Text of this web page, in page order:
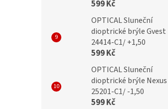
599 Kč
OPTICAL Sluneční
dioptrické brýle Gvest
24414-C1/ +1,50
599 Kč
OPTICAL Sluneční
dioptrické brýle Nexus
25201-C1/ -1,50
599 Kč